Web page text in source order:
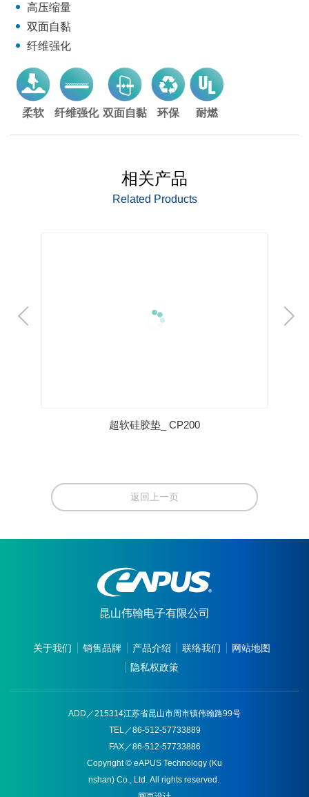
高压缩量
双面自黏
纤维强化
柔软 纤维强化 双面自黏 环保 耐燃
相关产品
Related Products
超软硅胶垫_ CP200
返回上一页
昆山伟翰电子有限公司
关于我们 销售品牌 产品介绍 联络我们
网站地图
隐私权政策
ADD／215314江苏省昆山市周市镇伟翰路99号
TEL／86-512-57733889
FAX／86-512-57733886
Copyright © eAPUS Technology (Ku
nshan) Co., Ltd. All rights reserved.